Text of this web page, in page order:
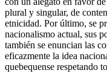
plural y singular, de
etnicidad. Por último, se
nacionalismo actual, sus
también se enuncian las
eficazmente la idea
quebequense respetando